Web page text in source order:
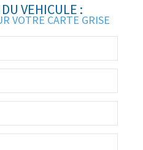
VEHICULE :
VOTRE CARTE GRISE